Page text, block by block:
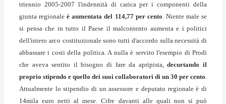
triennio 2005-2007 l'indennità di carica per i componenti della
giunta regionaleè aumentata del 114,77 per cento. Niente male se
si pensa che in tutto il Paese il malcontento aumenta e i politici
dell'intero arco costituzionale sono tutti d'accordo sulla necessità di
abbassare i costi della politica. A nulla è servito l'esempio di Prodi
che aveva sentito il bisogno di fare da apripista,decurtando il
proprio stipendo e quello dei suoi collaboratori di un 30 per cento.
Attualmente lo stipendio di un assessore e deputato regionale è di
14mila euro netti al mese. Cifre davanti alle quali non si può